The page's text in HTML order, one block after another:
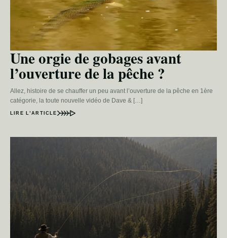
Une orgie de gobages avant
l’ouverture de la pêche ?
Allez, histoire de se chauffer un peu avant l’ouverture de la pêche en 1ère
catégorie, la toute nouvelle vidéo de Dave & […]
LIRE L’ARTICLE